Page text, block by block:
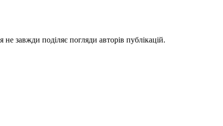
завжди поділяє погляди авторів публікацій.